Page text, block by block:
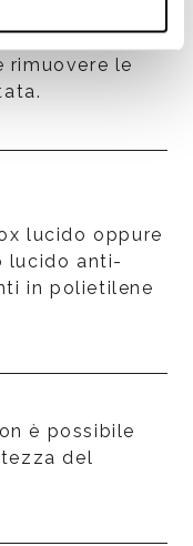
la testata dal
poste sul
rimuovere le
lucido oppure
lucido anti-
in polietilene
è possibile
del